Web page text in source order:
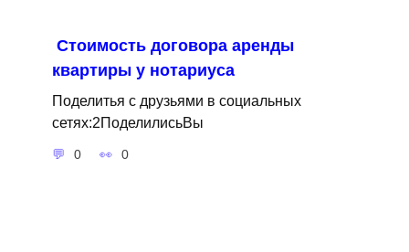
Стоимость договора аренды
квартиры у нотариуса
Поделитья с друзьями в социальных
сетях:2ПоделилисьВы
0 0